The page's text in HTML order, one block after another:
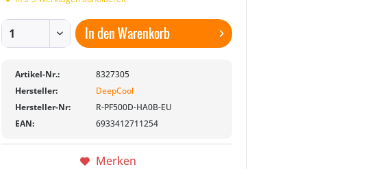
In denWarenkorb
Artikel-Nr.:
8327305
Hersteller:
DeepCool
Hersteller-Nr:
R-PF500D-HA0B-EU
EAN:
6933412711254
Merken